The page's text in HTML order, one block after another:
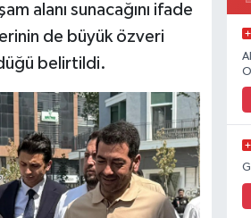
alanı sunacağını ifade
de büyük özveri
belirtildi.